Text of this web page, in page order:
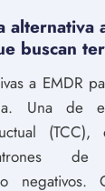
alternativa
buscan
a EMDR
Una de
de